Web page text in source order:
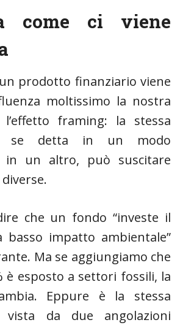
come ci viene
prodotto finanziario viene
moltissimo la nostra
l’effetto framing: la stessa
se detta in un modo
in un altro, può suscitare
che un fondo “investe il
impatto ambientale”
Ma se aggiungiamo che
è esposto a settori fossili, la
Eppure è la stessa
vista da due angolazioni